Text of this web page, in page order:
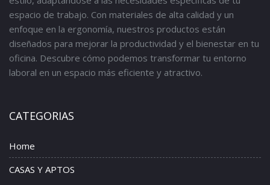
espacio de trabajo. Con materiales de alta calidad y un
enfoque en la ergonomía, nuestros productos están
diseñados para mejorar la productividad y el bienestar en tu
oficina. Descubre cómo podemos transformar tu entorno
laboral en un espacio más eficiente y atractivo.
CATEGORIAS
Home
CASAS Y APTOS